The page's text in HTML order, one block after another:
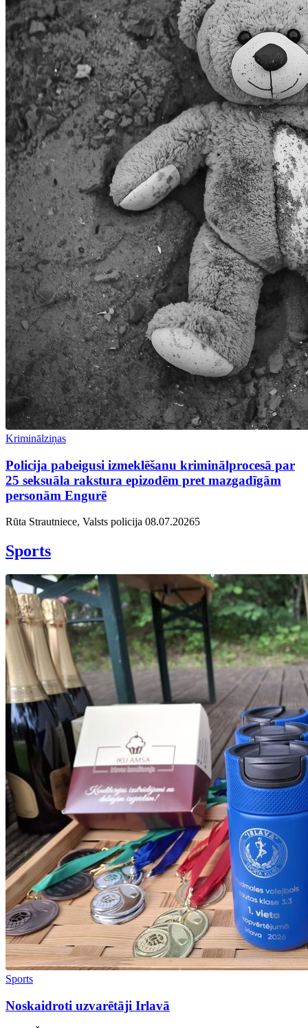
Kriminālziņas
Policija pabeigusi izmeklēšanu kriminālprocesā par
25 seksuāla rakstura epizodēm pret mazgadīgām
personām Engurē
Rūta Strautniece, Valsts policija 08.07.20265
Sports
Sports
Noskaidroti uzvarētāji Irlavā